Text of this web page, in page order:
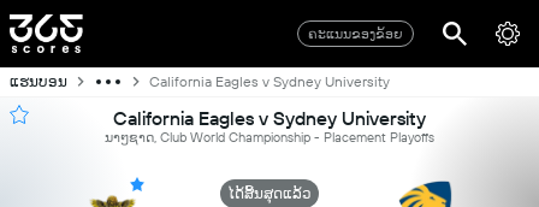
ຄະແນນຂອງຂ້ອຍ
ແຮນບອນ California Eagles v Sydney University
California Eagles v Sydney University
ນາໆຊາດ, Club World Championship - Placement Playoffs
ໄດ້ສິ້ນສຸດແລ້ວ